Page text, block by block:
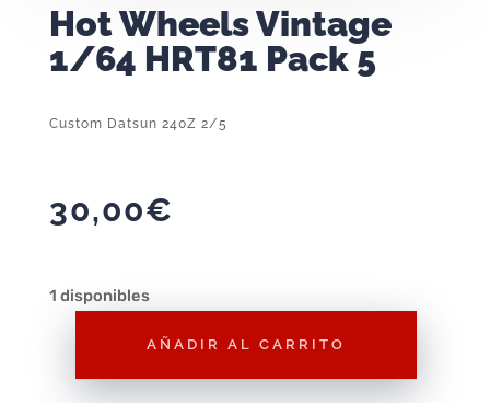
Hot Wheels Vintage
1/64 HRT81 Pack 5
Custom Datsun 240Z 2/5
30,00€
1 disponibles
AÑADIR AL CARRITO